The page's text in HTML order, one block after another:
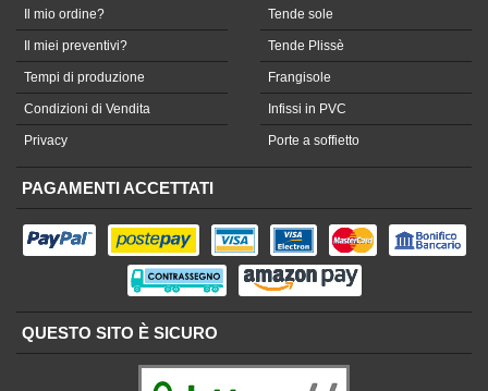
Il mio ordine?
Il miei preventivi?
Tempi di produzione
Condizioni di Vendita
Privacy
Tende sole
Tende Plissè
Frangisole
Infissi in PVC
Porte a soffietto
PAGAMENTI ACCETTATI
QUESTO SITO È SICURO